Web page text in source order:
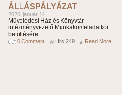
ÁLLÁSPÁLYÁZAT
2026. január 14.
Művelédési Ház és Könyvtár
intézményvezető Munkakör/feladatkör
betöltésére.
0 Comment Hits:249 Read More...